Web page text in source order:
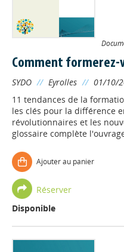
Comment formerez-
SYDO // Eyrolles // 01/10/
11 tendances de la
les clés pour la différence
révolutionnaires et les
glossaire complète
Ajouter au panier
Réserver
Disponible